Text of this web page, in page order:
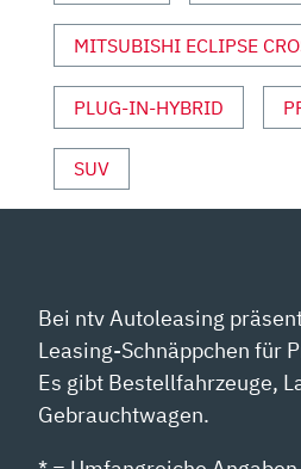
MITSUBISHI ECLIPSE
PLUG-IN-HYBRID
SUV
Bei ntv Autoleasing
Leasing-Schnäppchen für
Es gibt Bestellfahrzeuge,
Gebrauchtwagen.